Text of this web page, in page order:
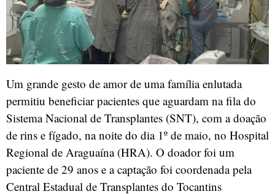
Um grande gesto de amor de uma família enlutada
permitiu beneficiar pacientes que aguardam na fila do
Sistema Nacional de Transplantes (SNT), com a doação
de rins e fígado, na noite do dia 1º de maio, no Hospital
Regional de Araguaína (HRA). O doador foi um
paciente de 29 anos e a captação foi coordenada pela
Central Estadual de Transplantes do Tocantins